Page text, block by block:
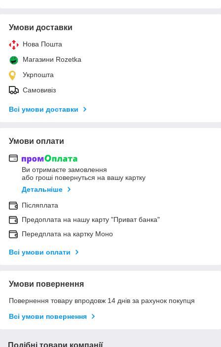
Умови доставки
Нова Пошта
Магазини Rozetka
Укрпошта
Самовивіз
Всі умови доставки
Умови оплати
Ви отримаєте замовлення
або гроші повернуться на вашу картку
Детальніше
Післяплата
Предоплата на нашу карту "Приват банка"
Передплата на картку Моно
Всі умови оплати
Умови повернення
Повернення товару впродовж 14 днів за рахунок покупця
Всі умови повернення